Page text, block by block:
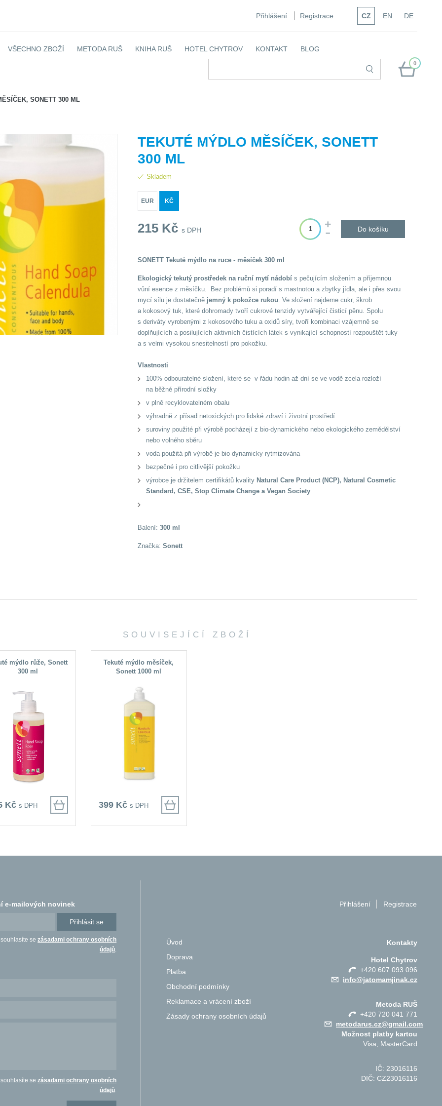
Přihlášení Registrace CZ EN DE
VŠECHNO ZBOŽÍ METODA RUŠ KNIHA RUŠ HOTEL CHYTROV KONTAKT BLOG
0
SONETT 300 ML
TEKUTÉ MÝDLO MĚSÍČEK, SONETT
300 ML
Skladem
EUR KČ
215Kč s DPH Do košíku
SONETT Tekuté mýdlo na ruce - měsíček 300 ml
Ekologický tekutý prostředek na ruční mytí nádobí s pečujícím složením a příjemnou
vůní esence z měsíčku. Bez problémů si poradí s mastnotou a zbytky jídla, ale i přes svou
mycí sílu je dostatečně jemný k pokožce rukou. Ve složení najdeme cukr, škrob
a kokosový tuk, které dohromady tvoří cukrové tenzidy vytvářející čisticí pěnu. Spolu
s deriváty vyrobenými z kokosového tuku a oxidů síry, tvoří kombinaci vzájemně se
doplňujících a posilujících aktivních čistících látek s vynikající schopností rozpouštět tuky
a s velmi vysokou snesitelností pro pokožku.
Vlastnosti
100% odbouratelné složení, které se v řádu hodin až dní se ve vodě zcela rozloží
na běžné přírodní složky
v plně recyklovatelném obalu
výhradně z přísad netoxických pro lidské zdraví i životní prostředí
suroviny použité při výrobě pocházejí z bio-dynamického nebo ekologického zemědělství
nebo volného sběru
voda použitá při výrobě je bio-dynamicky rytmizována
bezpečné i pro citlivější pokožku
výrobce je držitelem certifikátů kvality Natural Care Product (NCP), Natural Cosmetic
Standard, CSE, Stop Climate Change a Vegan Society
Balení: 300 ml
Značka: Sonett
SOUVISEJÍCÍ ZBOŽÍ
mýdlo růže, Sonett
300 ml
Kč s DPH
Tekuté mýdlo měsíček,
Sonett 1000 ml
399 Kč s DPH
e-mailových novinek
Přihlásit se
sezásadami ochrany osobních
údajů.
sezásadami ochrany osobních
údajů.
Přihlášení Registrace
Úvod
Doprava
Platba
Obchodní podmínky
Reklamace a vrácení zboží
Zásady ochrany osobních údajů
Kontakty
Hotel Chytrov
+420 607 093 096
info@jatomamjinak.cz
Metoda RUŠ
+420 720 041 771
metodarus.cz@gmail.com
Možnost platby kartou
Visa, MasterCard
IČ: 23016116
DIČ: CZ23016116